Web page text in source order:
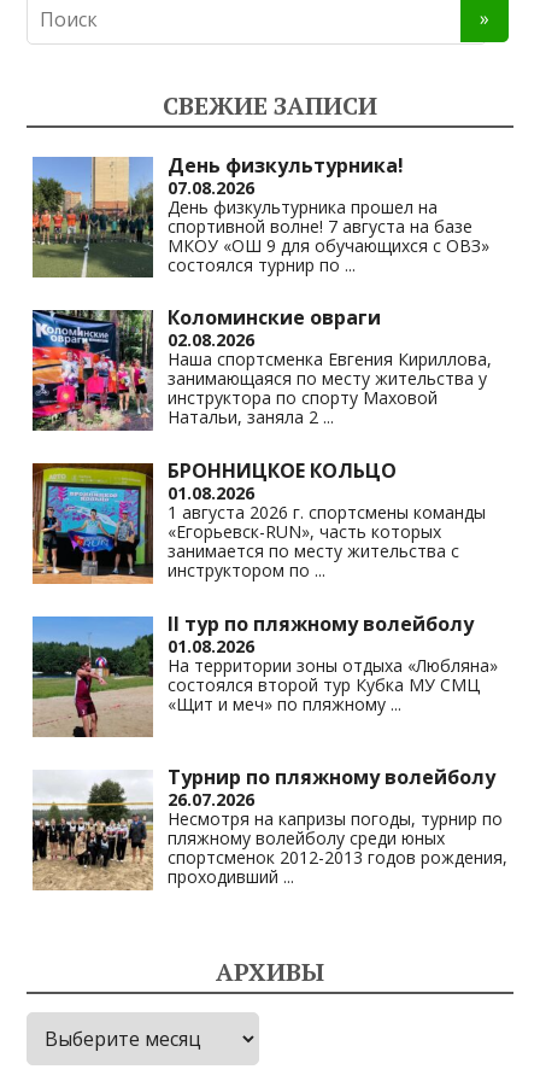
o
as
s
ni
ki
gr
a
m
s
A
p
p
y
Li
n
k
СВЕЖИЕ ЗАПИСИ
День физкультурника!
07.08.2026
День физкультурника прошел на
спортивной волне! 7 августа на базе
МКОУ «ОШ 9 для обучающихся с ОВЗ»
состоялся турнир по ...
Коломинские овраги
02.08.2026
Наша спортсменка Евгения Кириллова,
занимающаяся по месту жительства у
инструктора по спорту Маховой
Натальи, заняла 2 ...
БРОННИЦКОЕ КОЛЬЦО
01.08.2026
1 августа 2026 г. спортсмены команды
«Егорьевск-RUN», часть которых
занимается по месту жительства с
инструктором по ...
II тур по пляжному волейболу
01.08.2026
На территории зоны отдыха «Любляна»
состоялся второй тур Кубка МУ СМЦ
«Щит и меч» по пляжному ...
Турнир по пляжному волейболу
26.07.2026
Несмотря на капризы погоды, турнир по
пляжному волейболу среди юных
спортсменок 2012-2013 годов рождения,
проходивший ...
АРХИВЫ
Архивы